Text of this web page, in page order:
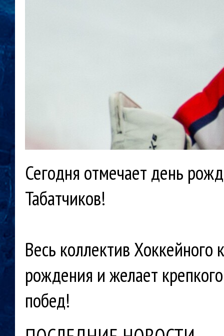
Сегодня отмечает день
Табатчиков!
Весь коллектив
рождения и желает
побед!